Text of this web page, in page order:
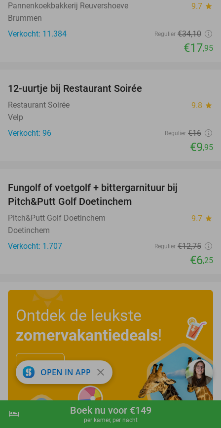
shopping_cart Boek nu
hotel Boek nu voor €149
per kamer, per nacht
Pannenkoekbakkerij Reuvershoeve 9.7 star
Brummen
Verkocht: 11.384
Regulier €34,10
€17,95
12-uurtje bij Restaurant Soirée
Restaurant Soirée 9.8 star
Velp
Verkocht: 96
Regulier €16
€9,95
Fungolf of voetgolf + bittergarnituur bij
Pitch&Putt Golf Doetinchem
Pitch&Putt Golf Doetinchem 9.7 star
Doetinchem
Verkocht: 1.707
Regulier €12,75
€6,25
Ontdek de leukste
zomervakantiedeals!
Bekijk nu
OPEN IN APP close